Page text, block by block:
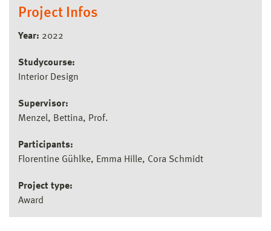
Project Infos
Year: 2022
Studycourse:
Interior Design
Supervisor:
Menzel, Bettina, Prof.
Participants:
Florentine Gühlke, Emma Hille, Cora Schmidt
Project type:
Award